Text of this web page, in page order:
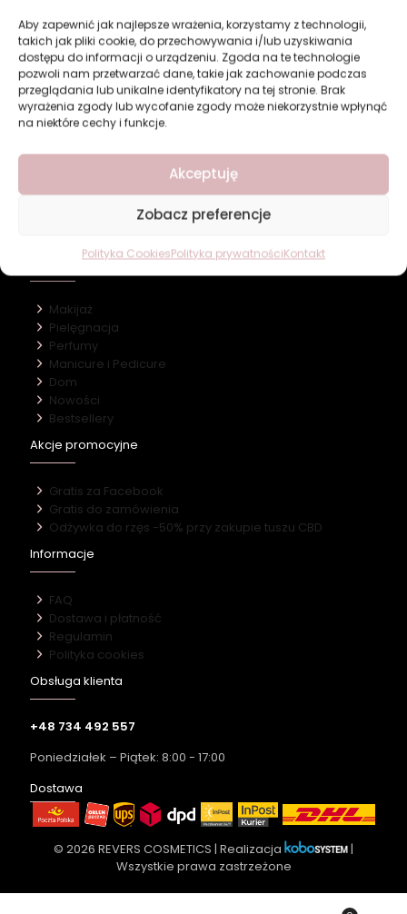
Aby zapewnić jak najlepsze wrażenia, korzystamy z technologii,
takich jak pliki cookie, do przechowywania i/lub uzyskiwania
dostępu do informacji o urządzeniu. Zgoda na te technologie
pozwoli nam przetwarzać dane, takie jak zachowanie podczas
przeglądania lub unikalne identyfikatory na tej stronie. Brak
wyrażenia zgody lub wycofanie zgody może niekorzystnie wpłynąć
na niektóre cechy i funkcje.
Akceptuję
Zobacz preferencje
Polityka CookiesPolityka prywatnościKontakt
17,98zł
Dodaj do koszyka Dodaj do koszyka
Revers Cosmetics
O firmie
Kategorie
Makijaż
Pielęgnacja
Perfumy
Manicure i Pedicure
Dom
Nowości
Bestsellery
Akcje promocyjne
Gratis za Facebook
Gratis do zamówienia
Odżywka do rzęs -50% przy zakupie tuszu CBD
Informacje
FAQ
Dostawa i płatność
Regulamin
Polityka cookies
Obsługa klienta
+48 734 492 557
Poniedziałek – Piątek: 8:00 - 17:00
Dostawa
© 2026 REVERS COSMETICS | Realizacja
|
Wszystkie prawa zastrzeżone